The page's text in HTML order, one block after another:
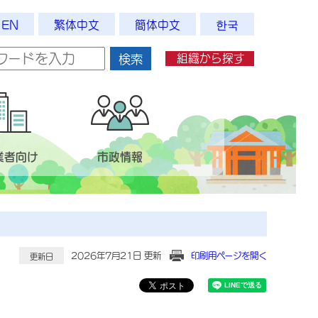
EN 繁体中文 簡体中文 한국
検索 組織から探す
者向け 市政情報
更新日 2026年7月21日 更新 印刷用ページを開く